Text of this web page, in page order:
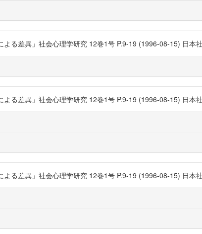
よる差異」社会心理学研究 12巻1号 P.9-19 (1996-08-15) 日
よる差異」社会心理学研究 12巻1号 P.9-19 (1996-08-15) 日
よる差異」社会心理学研究 12巻1号 P.9-19 (1996-08-15) 日